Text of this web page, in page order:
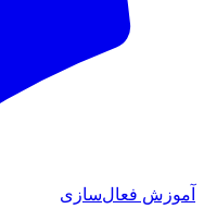
فعال‌سازی